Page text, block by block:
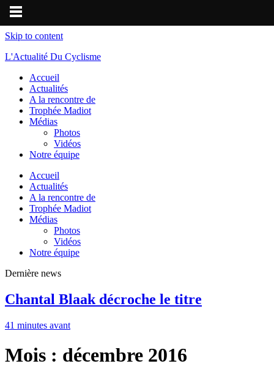
Skip to content
L'Actualité Du Cyclisme
Accueil
Actualités
A la rencontre de
Trophée Madiot
Médias
Photos
Vidéos
Notre équipe
Accueil
Actualités
A la rencontre de
Trophée Madiot
Médias
Photos
Vidéos
Notre équipe
Dernière news
Chantal Blaak décroche le titre
41 minutes avant
Mois : décembre 2016